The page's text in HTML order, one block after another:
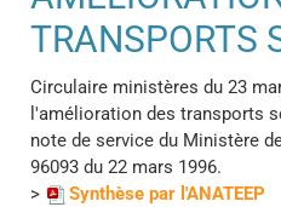
TRANSPORTS
Circulaire ministères du 23
l'amélioration des transports
note de service du Ministère
96093 du 22 mars 1996.
>
Synthèse par l'ANATEEP